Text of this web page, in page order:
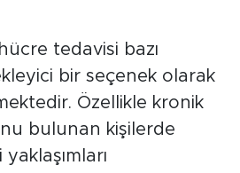
tedavisi bazı
bir seçenek olarak
Özellikle kronik
bulunan kişilerde